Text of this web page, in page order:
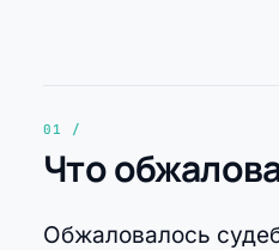
Что
Обжаловалось